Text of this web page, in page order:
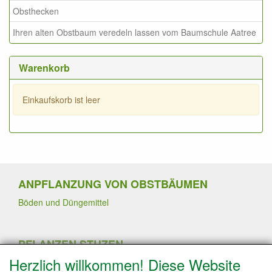
Obsthecken
Ihren alten Obstbaum veredeln lassen vom Baumschule Aatree
Warenkorb
Einkaufskorb ist leer
ANPFLANZUNG VON OBSTBÄUMEN
Böden und Düngemittel
PFLANZEN STUZEN
Sommerschnitt
Herzlich willkommen! Diese Website